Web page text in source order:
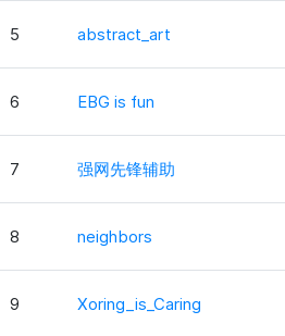
5 abstract_art
6 EBG is fun
7 强网先锋辅助
8 neighbors
9 Xoring_is_Caring